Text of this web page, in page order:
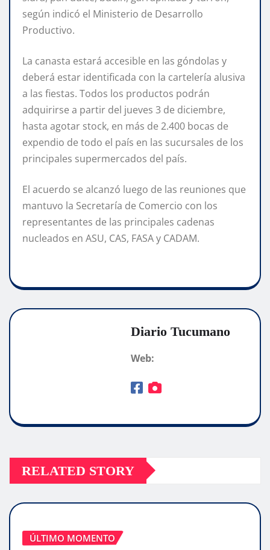
según indicó el Ministerio de Desarrollo
Productivo.
La canasta estará accesible en las góndolas y
deberá estar identificada con la cartelería alusiva
a las fiestas. Todos los productos podrán
adquirirse a partir del jueves 3 de diciembre,
hasta agotar stock, en más de 2.400 bocas de
expendio de todo el país en las sucursales de los
principales supermercados del país.
El acuerdo se alcanzó luego de las reuniones que
mantuvo la Secretaría de Comercio con los
representantes de las principales cadenas
nucleados en ASU, CAS, FASA y CADAM.
Diario Tucumano
Web:
RELATED STORY
ÚLTIMO MOMENTO